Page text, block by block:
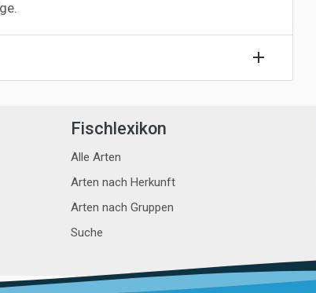
Fischlexikon
Alle Arten
Arten nach Herkunft
Arten nach Gruppen
Suche